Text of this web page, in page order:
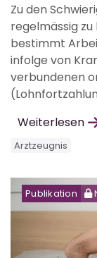
Zu den
regelmässig
bestimmt
infolge von
verbundenen
Weiterlesen
Arztzeugnis
Publikation